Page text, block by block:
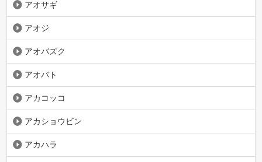
アオサギ
アオジ
アオバズク
アオバト
アカコッコ
アカショウビン
アカハラ